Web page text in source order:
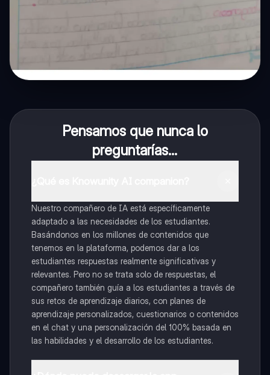
Pensamos que nunca lo
preguntarías...
Nuestro compañero de IA está específicamente
adaptado a las necesidades de los estudiantes.
Basándonos en los millones de contenidos que
tenemos en la plataforma, podemos dar a los
estudiantes respuestas realmente significativas y
relevantes. Pero no se trata solo de respuestas, el
compañero también guía a los estudiantes a través de
sus retos de aprendizaje diarios, con planes de
aprendizaje personalizados, cuestionarios o contenidos
en el chat y una personalización del 100% basada en
las habilidades y el desarrollo de los estudiantes.